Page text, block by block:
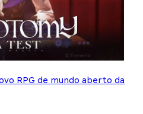
RPG de mundo aberto da